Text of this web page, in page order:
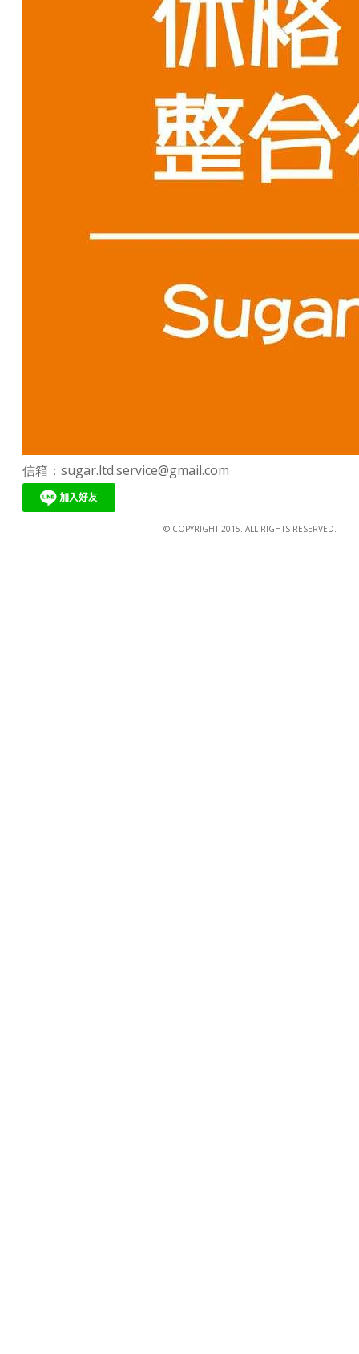
信箱：sugar.ltd.service@gmail.com
© COPYRIGHT 2015. ALL RIGHTS RESERVED.